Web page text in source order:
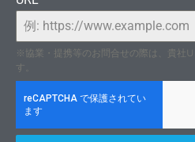
※協業・提携等のお問合せの際は、貴社
す。